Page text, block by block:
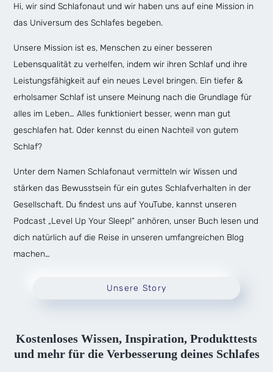
Hi, wir sind Schlafonaut und wir haben uns auf eine Mission in
das Universum des Schlafes begeben.
Unsere Mission ist es, Menschen zu einer besseren
Lebensqualität zu verhelfen, indem wir ihren Schlaf und ihre
Leistungsfähigkeit auf ein neues Level bringen. Ein tiefer &
erholsamer Schlaf ist unsere Meinung nach die Grundlage für
alles im Leben… Alles funktioniert besser, wenn man gut
geschlafen hat. Oder kennst du einen Nachteil von gutem
Schlaf?
Unter dem Namen Schlafonaut vermitteln wir Wissen und
stärken das Bewusstsein für ein gutes Schlafverhalten in der
Gesellschaft. Du findest uns auf YouTube, kannst unseren
Podcast „Level Up Your Sleep!“ anhören, unser Buch lesen und
dich natürlich auf die Reise in unseren umfangreichen Blog
machen…
Unsere Story
Kostenloses Wissen, Inspiration, Produkttests
und mehr für die Verbesserung deines Schlafes